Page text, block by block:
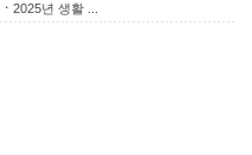
ㆍ 2025년 생활 ...